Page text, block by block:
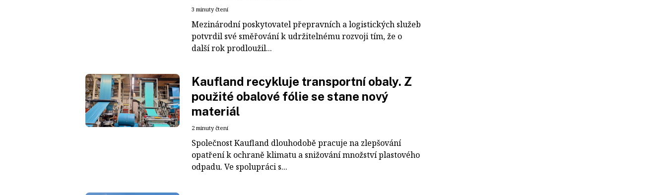
3 minuty čtení
Mezinárodní poskytovatel přepravních a logistických služeb
potvrdil své směřování k udržitelnému rozvoji tím, že o
další rok prodloužil...
Kaufland recykluje transportní obaly. Z
použité obalové fólie se stane nový
materiál
2 minuty čtení
Společnost Kaufland dlouhodobě pracuje na zlepšování
opatření k ochraně klimatu a snižování množství plastového
odpadu. Ve spolupráci s...